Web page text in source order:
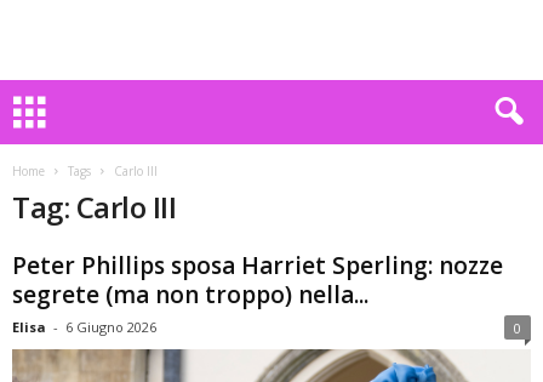
Home Tags Carlo III
Tag: Carlo III
Peter Phillips sposa Harriet Sperling: nozze
segrete (ma non troppo) nella...
Elisa - 6 Giugno 2026 0